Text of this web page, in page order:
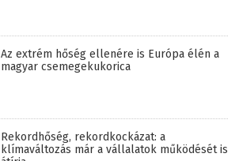
Az extrém hőség ellenére is Európa élén a
magyar csemegekukorica
Rekordhőség, rekordkockázat: a
klímaváltozás már a vállalatok működését is